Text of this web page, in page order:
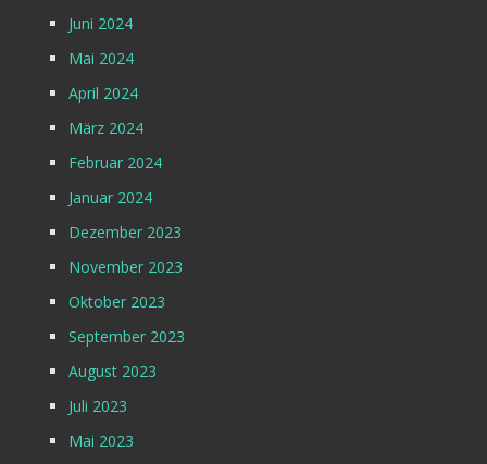
Juni 2024
Mai 2024
April 2024
März 2024
Februar 2024
Januar 2024
Dezember 2023
November 2023
Oktober 2023
September 2023
August 2023
Juli 2023
Mai 2023